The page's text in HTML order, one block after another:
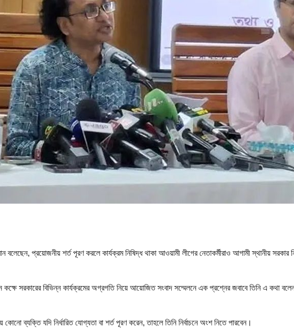
বলেছেন, প্রয়োজনীয় শর্ত পূরণ করলে কার্যক্রম নিষিদ্ধ থাকা আওয়ামী লীগের নেতাকর্মীরাও আগামী স্থানীয় সরকার
সরকারের বিভিন্ন কার্যক্রমের অগ্রগতি নিয়ে আয়োজিত সংবাদ সম্মেলনে এক প্রশ্নের জবাবে তিনি এ কথা
কোনো ব্যক্তি যদি নির্ধারিত যোগ্যতা বা শর্ত পূরণ করেন, তাহলে তিনি নির্বাচনে অংশ নিতে পারবেন।